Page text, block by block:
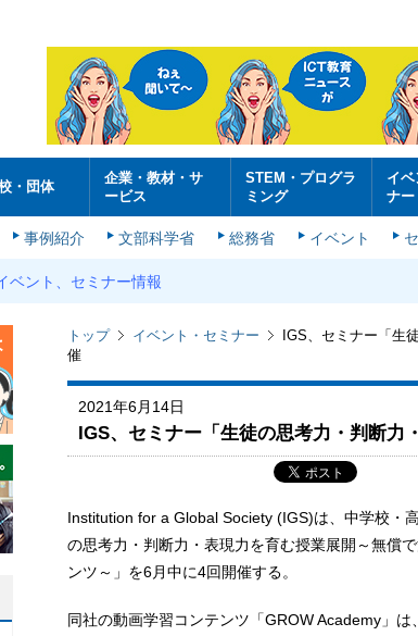
・団体
企業・教材・サ
ービス
STEM・プログラ
ミング
イベ
ナー
事例紹介 文部科学省 総務省 イベント
ベント、セミナー情報
トップ イベント・セミナー
IGS、セミナー「生
催
2021年6月14日
IGS、セミナー「生徒の思考力・判断力
Institution for a Global Society (IGS)は、中学校・
の思考力・判断力・表現力を育む授業展開～無償
ンツ～」を6月中に4回開催する。
同社の動画学習コンテンツ「GROW Academy」